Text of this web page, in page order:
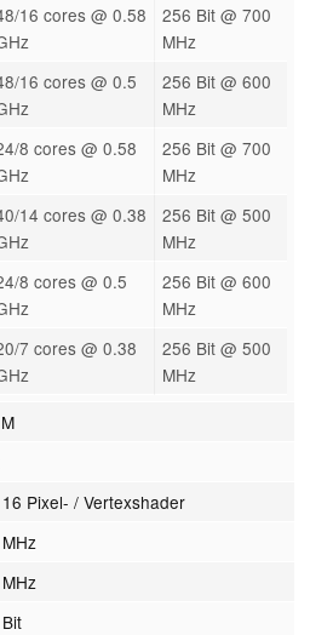
16 cores @ 0.58
256 Bit @ 700
MHz
16 cores @ 0.5
256 Bit @ 600
MHz
8 cores @ 0.58
256 Bit @ 700
MHz
14 cores @ 0.38
256 Bit @ 500
MHz
8 cores @ 0.5
256 Bit @ 600
MHz
7 cores @ 0.38
256 Bit @ 500
MHz
Pixel- / Vertexshader